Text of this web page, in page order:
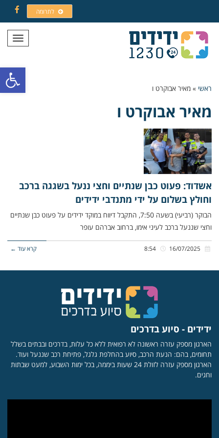
פתח
לתרומה
תפריט
ראשי » מאיר אבוקרט ו
מאיר אבוקרט ו
אשדוד: פעוט כבן שנתיים וחצי ננעל בשגגה ברכב
וחולץ בשלום על ידי מתנדבי ידידים
הבוקר (רביעי) בשעה 7:50, התקבל דיווח במוקד ידידים על פעוט כבן שנתיים
וחצי שננעל ברכב לעיני אימו, ברחוב אברהם עופר
קרא עוד ←
ידידים - סיוע בדרכים
הארגון מספק עזרה ראשונה לא רפואית ללא כל עלות, בדרכים ובבתים בשלל
תחומים, בהם: הנעת הרכב, סיוע בהחלפת גלגל, פתיחת רכב שננעל ועוד.
הארגון מספק עזרה לזולת 24 שעות ביממה, בכל ימות השבוע, למעט שבתות
וחגים.